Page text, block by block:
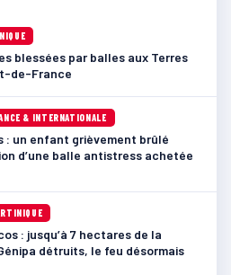
blessées par balles aux Terres
de-France
& INTERNATIONALE
: un enfant grièvement brûlé
d’une balle antistress achetée
: jusqu’à 7 hectares de la
détruits, le feu désormais